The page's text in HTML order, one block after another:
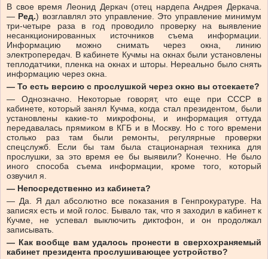
В свое время Леонид Деркач (отец нардепа Андрея Деркача.
— Ред.) возглавлял это управление. Это управление минимум
три-четыре раза в год проводило проверку на выявление
несанкционированных источников съема информации.
Информацию можно снимать через окна, линию
электропередач. В кабинете Кучмы на окнах были установлены
теплодатчики, пленка на окнах и шторы. Нереально было снять
информацию через окна.
— То есть версию с прослушкой через окно вы отсекаете?
— Однозначно. Некоторые говорят, что еще при СССР в
кабинете, который занял Кучма, когда стал президентом, были
установлены какие-то микрофоны, и информация оттуда
передавалась прямиком в КГБ и в Москву. Но с того времени
столько раз там были ремонты, регулярные проверки
спецслужб. Если бы там была стационарная техника для
прослушки, за это время ее бы выявили? Конечно. Не было
иного способа съема информации, кроме того, который
озвучил я.
— Непосредственно из кабинета?
— Да. Я дал абсолютно все показания в Генпрокуратуре. На
записях есть и мой голос. Бывало так, что я заходил в кабинет к
Кучме, не успевал выключить диктофон, и он продолжал
записывать.
— Как вообще вам удалось пронести в сверхохраняемый
кабинет президента прослушивающее устройство?